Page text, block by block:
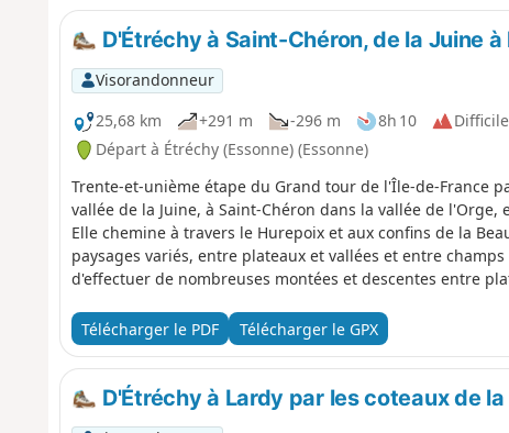
D'Étréchy à Saint-Chéron, de la Juine
Visorandonneur
25,68 km
+291 m -296 m 8h 10
Difficile
Départ à Étréchy (Essonne) (Essonne)
Trente-et-unième étape du Grand tour de l'Île-de-France
vallée de la Juine, à Saint-Chéron dans la vallée de l'Orge,
Elle chemine à travers le Hurepoix et aux confins de la
paysages variés, entre plateaux et vallées et entre
d'effectuer de nombreuses montées et descentes entre
Télécharger le PDF Télécharger le GPX
D'Étréchy à Lardy par les coteaux de